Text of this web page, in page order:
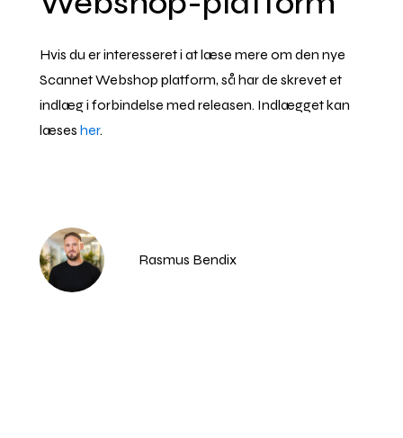
Hvis du er interesseret i at læse mere om den nye
Scannet Webshop platform, så har de skrevet et
indlæg i forbindelse med releasen. Indlægget kan
læsesher.
Rasmus Bendix